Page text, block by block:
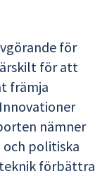
för
för att
främja
nämner
och politiska
förbättra